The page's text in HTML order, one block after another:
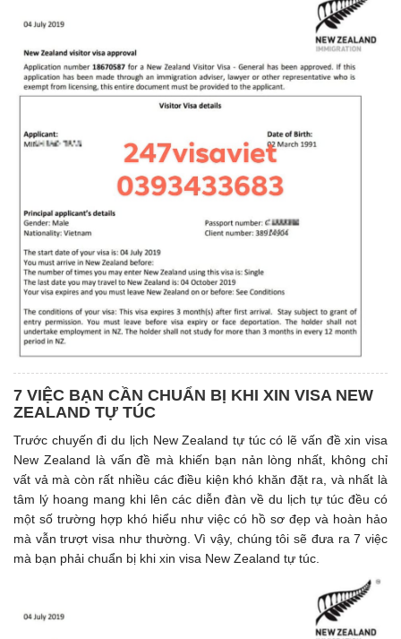
7 VIỆC BẠN CẦN CHUẨN BỊ KHI XIN VISA NEW
ZEALAND TỰ TÚC
Trước chuyến đi du lịch New Zealand tự túc có lẽ vấn đề xin visa
New Zealand là vấn đề mà khiến bạn nản lòng nhất, không chỉ
vất vả mà còn rất nhiều các điều kiện khó khăn đặt ra, và nhất là
tâm lý hoang mang khi lên các diễn đàn về du lịch tự túc đều có
một số trường hợp khó hiểu như việc có hồ sơ đẹp và hoàn hảo
mà vẫn trượt visa như thường. Vì vậy, chúng tôi sẽ đưa ra 7 việc
mà bạn phải chuẩn bị khi xin visa New Zealand tự túc.